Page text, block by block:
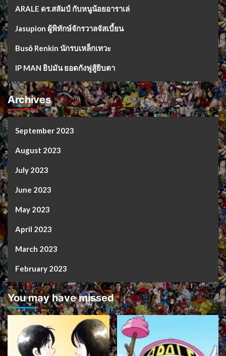
ARALE ดร.สลัมป์ กับหนูน้อยอาราเล่
Jasupion ผู้พิทักษ์จักรวาลจัสเบี้ยน
Busō Renkin นักรบเหล็กเทวะ
IP MAN ยิปมัน ยอดกังฟูสู้ยิบตา
Archives
September 2023
August 2023
July 2023
June 2023
May 2023
April 2023
March 2023
February 2023
You may have missed